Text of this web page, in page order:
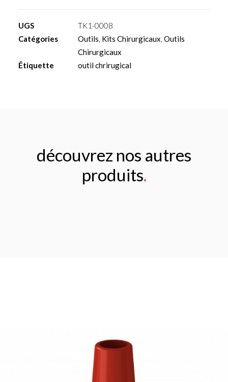
1.25
UGS
TK1-0008
Catégories
Outils, Kits Chirurgicaux, Outils
Chirurgicaux
Étiquette
outil chrirugical
découvrez nos autres
produits.